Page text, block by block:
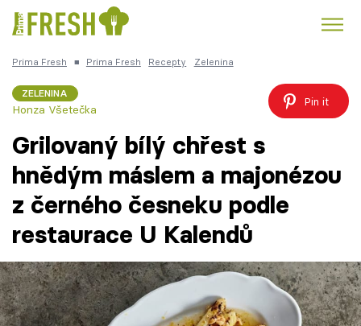
Česká kuchyně
Témata
Články
Prima Fresh ■ Prima Fresh Recepty Zelenina
ZELENINA
Honza Všetečka
Pin it
Grilovaný bílý chřest s
hnědým máslem a majonézou
z černého česneku podle
restaurace U Kalendů